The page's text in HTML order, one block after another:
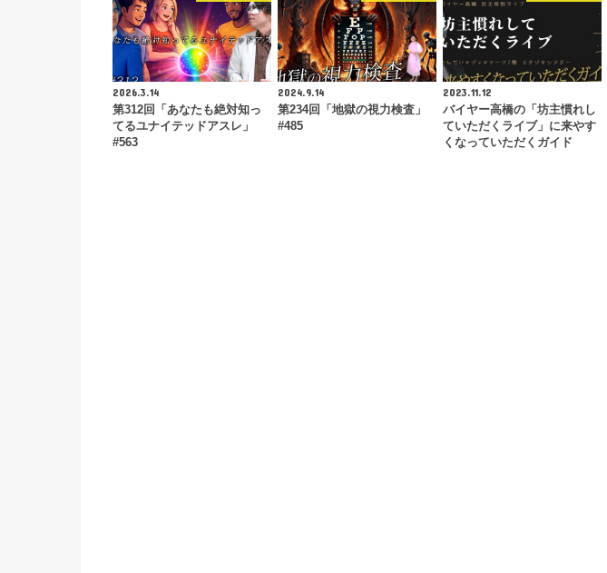
2026.3.14
第312回「あなたも絶対知っ
てるユナイテッドアスレ」
#563
2024.9.14
第234回「地獄の視力検査」
#485
2023.11.12
バイヤー高橋の「坊主慣れし
ていただくライブ」に来やす
くなっていただくガイド